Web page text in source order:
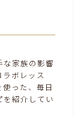
家族の影響
ボレッス
った、毎日
紹介してい